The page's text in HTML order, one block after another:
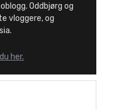
Oddbjørg og
vloggere, og
her.